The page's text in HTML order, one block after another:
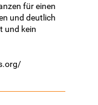
für einen
und deutlich
und kein